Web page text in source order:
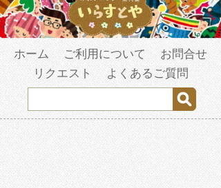
ホーム ご利用について
お問合せ
リクエスト
よくあるご質問